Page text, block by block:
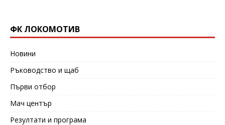
ФК ЛОКОМОТИВ
Новини
Ръководство и щаб
Първи отбор
Мач център
Резултати и програма